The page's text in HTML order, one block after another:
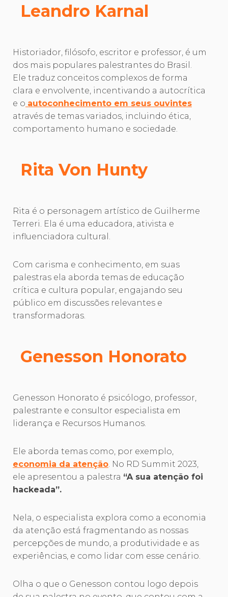
Leandro Karnal
Historiador, filósofo, escritor e professor, é um
dos mais populares palestrantes do Brasil.
Ele traduz conceitos complexos de forma
clara e envolvente, incentivando a autocrítica
e o autoconhecimento em seus ouvintes
através de temas variados, incluindo ética,
comportamento humano e sociedade.
Rita Von Hunty
Rita é o personagem artístico de Guilherme
Terreri. Ela é uma educadora, ativista e
influenciadora cultural.
Com carisma e conhecimento, em suas
palestras ela aborda temas de educação
crítica e cultura popular, engajando seu
público em discussões relevantes e
transformadoras.
Genesson Honorato
Genesson Honorato é psicólogo, professor,
palestrante e consultor especialista em
liderança e Recursos Humanos.
Ele aborda temas como, por exemplo,
economia da atenção. No RD Summit 2023,
ele apresentou a palestra “A sua atenção foi
hackeada”.
Nela, o especialista explora como a economia
da atenção está fragmentando as nossas
percepções de mundo, a produtividade e as
experiências, e como lidar com esse cenário.
Olha o que o Genesson contou logo depois